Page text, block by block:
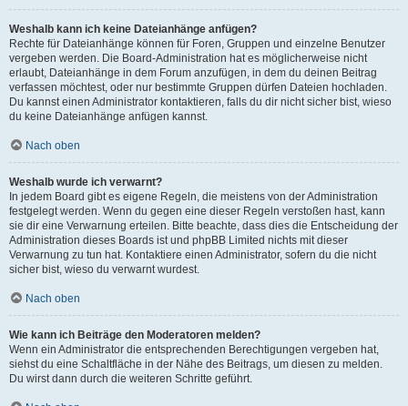
Weshalb kann ich keine Dateianhänge anfügen?
Rechte für Dateianhänge können für Foren, Gruppen und einzelne Benutzer
vergeben werden. Die Board-Administration hat es möglicherweise nicht
erlaubt, Dateianhänge in dem Forum anzufügen, in dem du deinen Beitrag
verfassen möchtest, oder nur bestimmte Gruppen dürfen Dateien hochladen.
Du kannst einen Administrator kontaktieren, falls du dir nicht sicher bist, wieso
du keine Dateianhänge anfügen kannst.
Nach oben
Weshalb wurde ich verwarnt?
In jedem Board gibt es eigene Regeln, die meistens von der Administration
festgelegt werden. Wenn du gegen eine dieser Regeln verstoßen hast, kann
sie dir eine Verwarnung erteilen. Bitte beachte, dass dies die Entscheidung der
Administration dieses Boards ist und phpBB Limited nichts mit dieser
Verwarnung zu tun hat. Kontaktiere einen Administrator, sofern du die nicht
sicher bist, wieso du verwarnt wurdest.
Nach oben
Wie kann ich Beiträge den Moderatoren melden?
Wenn ein Administrator die entsprechenden Berechtigungen vergeben hat,
siehst du eine Schaltfläche in der Nähe des Beitrags, um diesen zu melden.
Du wirst dann durch die weiteren Schritte geführt.